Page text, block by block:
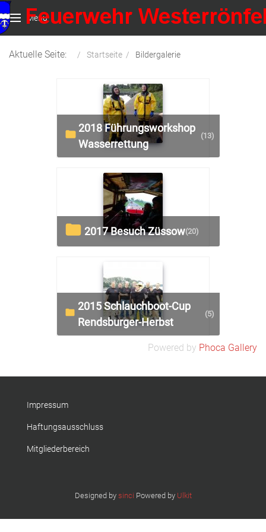
Menu
Aktuelle Seite: Startseite Bildergalerie
2018 Führungsworkshop
Wasserrettung
(13)
2017 Besuch Züssow(20)
2015 Schlauchboot-Cup
Rendsburger-Herbst
(5)
Powered by Phoca Gallery
Impressum
Haftungsausschluss
Mitgliederbereich
Designed by sinci Powered by Ulkit